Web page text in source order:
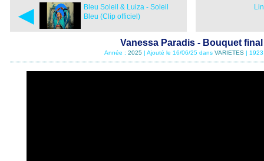
◄
Bleu Soleil & Luiza - Soleil
Bleu (Clip officiel)
Vanessa Paradis - Bouquet final
Année : 2025 | Ajouté le 16/06/25 dans VARIETES |